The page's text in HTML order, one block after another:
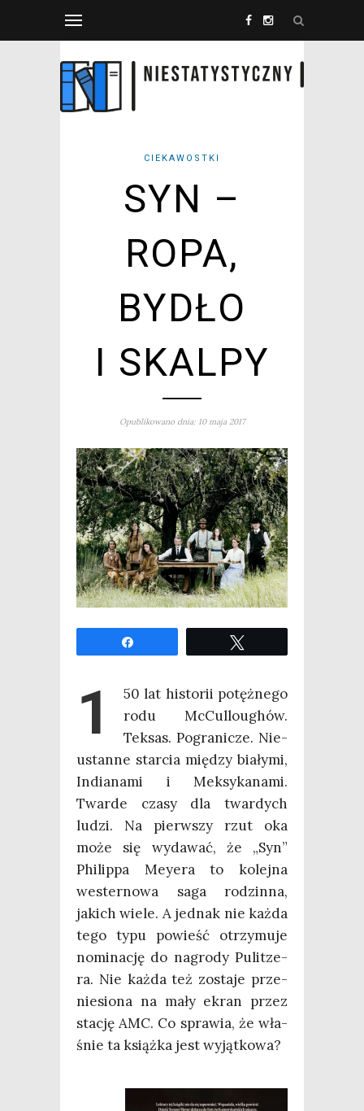
CIEKAWOSTKI
SYN –
ROPA,
BYDŁO
I SKALPY
Opublikowano dnia: 10 maja 2017
1
50 lat histo­rii potęż­ne­go
rodu McCul­lo­ughów.
Tek­sas. Pogra­ni­cze. Nie­
ustan­ne star­cia mię­dzy bia­ły­mi,
India­na­mi i Mek­sy­ka­na­mi.
Twar­de cza­sy dla twar­dych
ludzi. Na pierw­szy rzut oka
może się wyda­wać, że „Syn”
Phi­lip­pa Mey­era to kolej­na
wester­no­wa saga rodzin­na,
jakich wie­le. A jed­nak nie każ­da
tego typu powieść otrzy­mu­je
nomi­na­cję do nagro­dy Pulit­ze­
ra. Nie każ­da też zosta­je prze­
nie­sio­na na mały ekran przez
sta­cję AMC. Co spra­wia, że wła­
śnie ta książ­ka jest wyjątkowa?